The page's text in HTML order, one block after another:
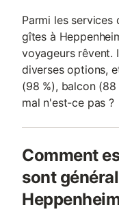
Parmi les services
gîtes à
voyageurs rêvent.
diverses options,
(98 %), balcon (88
mal n'est-ce pas ?
Comment
sont